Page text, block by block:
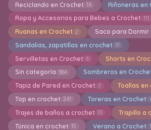
Reciclando en Crochet 16 Riñoneras en
Ropa y Accesorios para Bebes a Crochet 111
Ruanas en Crochet 2 Saco para Dormir
Sandalias, zapatillas en crochet 31
Servilletas en Crochet 6 Shorts en
Sin categoría 384 Sombreros en
Tapiz de Pared en Crochet 7 Toallas en
Top en crochet 241 Toreras en Crochet
Trajes de baños a crochet 13 Trapillo a
Túnica en crochet 15 Verano a Crochet 1